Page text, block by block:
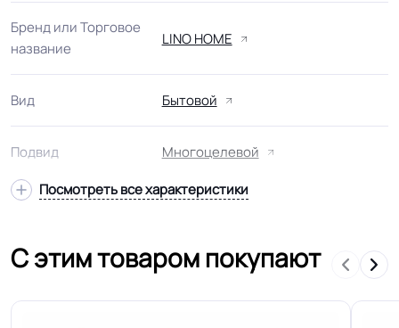
Бренд или Торговое
название
LINO HOME
Вид Бытовой
Подвид Многоцелевой
Удельное
Гетерогенный многослойный пвх
основа
Посмотреть все характеристики
С этим товаром покупают